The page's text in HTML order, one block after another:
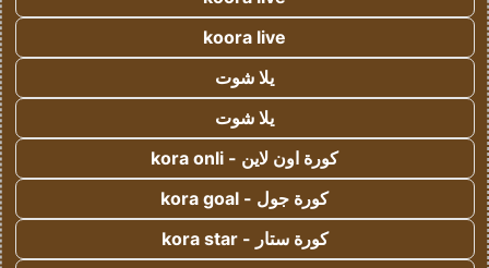
koora live
يلا شوت
يلا شوت
كورة اون لاين - kora onli
كورة جول - kora goal
كورة ستار - kora star